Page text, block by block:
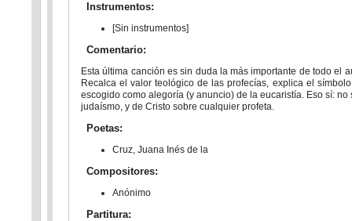
Instrumentos:
[Sin instrumentos]
Comentario:
Esta última canción es sin duda la más importante de todo el
Recalca el valor teológico de las profecías, explica el
escogido como alegoría (y anuncio) de la eucaristía. Eso sí:
judaísmo, y de Cristo sobre cualquier profeta.
Poetas:
Cruz, Juana Inés de la
Compositores:
Anónimo
Partitura: